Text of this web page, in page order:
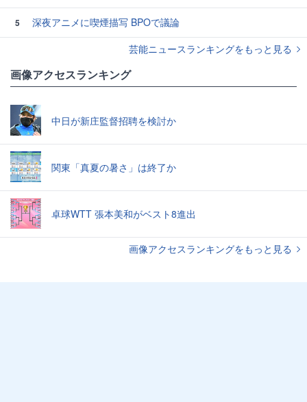
5
深夜アニメに喫煙描写 BPOで議論
芸能ニュースランキングをもっと見る
画像アクセスランキング
中日が新庄監督招聘を検討か
関東「真夏の暑さ」は終了か
卓球WTT 張本美和がベスト8進出
画像アクセスランキングをもっと見る